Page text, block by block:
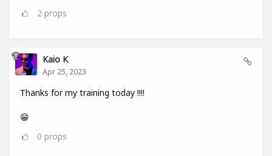
2 props
Kaio K
Apr 25, 2023
Thanks for my training today !!!!
😁
0 props